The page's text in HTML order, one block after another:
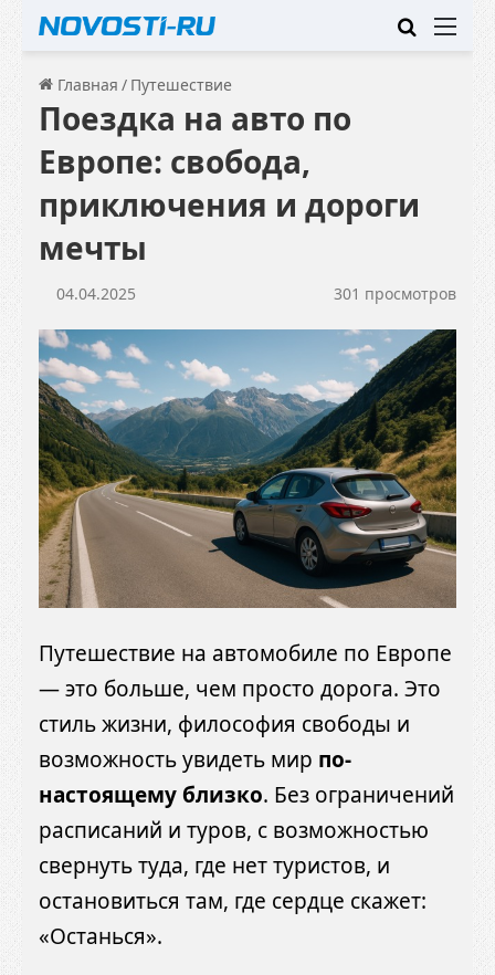
Искать
Главная / Путешествие
Поездка на авто по
Европе: свобода,
приключения и дороги
мечты
04.04.2025 301 просмотров
Путешествие на автомобиле по Европе
— это больше, чем просто дорога. Это
стиль жизни, философия свободы и
возможность увидеть мир по-
настоящему близко. Без ограничений
расписаний и туров, с возможностью
свернуть туда, где нет туристов, и
остановиться там, где сердце скажет:
«Останься».